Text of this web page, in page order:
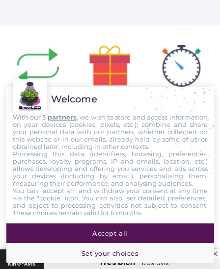
Échange sous
14 jours dès 80€*
Livraison
24 à 48H
Paiement
sécurisé
Facilités de
paiement
Meilleurs prix
garantis
Garantie Points de
fidélité
KING-AVIS “Très bien” 1759 avis
Welcome
With our 3 partners, we wish to store and access information
on your devices (cookies, pixels, etc.), combine and share
your personal data with our partners, whether collected on
this website or in our emails, already held by some of us, or
obtained later, including in other contexts.
Processing this data (identifiers, browsing, preferences,
purchases, loyalty programs, IP and emails, location, etc.)
allows developing and offering you services and ads across
your devices (including by email), personalising them,
measuring their performance, and analysing audiences.
You can "accept all" and withdraw your consent at any time
via the "cookie" icon. You can also "set detailed preferences"
and object to processing activities not subject to consent.
These choices remain valid for 6 months.
Set your choices
Accept all